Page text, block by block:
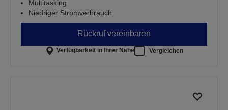
Multitasking
Niedriger Stromverbrauch
Rückruf vereinbaren
Verfügbarkeit in Ihrer Nähe Vergleichen